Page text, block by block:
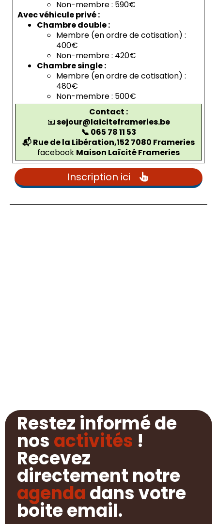
Non-membre : 590€
Avec véhicule privé :
Chambre double :
Membre (en ordre de cotisation) :
400€
Non-membre : 420€
Chambre single :
Membre (en ordre de cotisation) :
480€
Non-membre : 500€
Contact :
📧sejour@laiciteframeries.be
📞 065 78 11 53
📬 Rue de la Libération,152 7080 Frameries
facebook Maison Laïcité Frameries
Inscription ici
Restez informé de
nos activités !
Recevez
directement notre
agendadans votre
boite email.